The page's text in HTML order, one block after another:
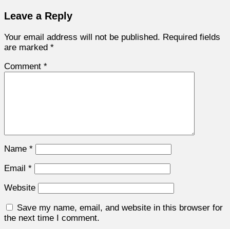
Leave a Reply
Your email address will not be published. Required fields
are marked *
Comment *
Name *
Email *
Website
Save my name, email, and website in this browser for
the next time I comment.